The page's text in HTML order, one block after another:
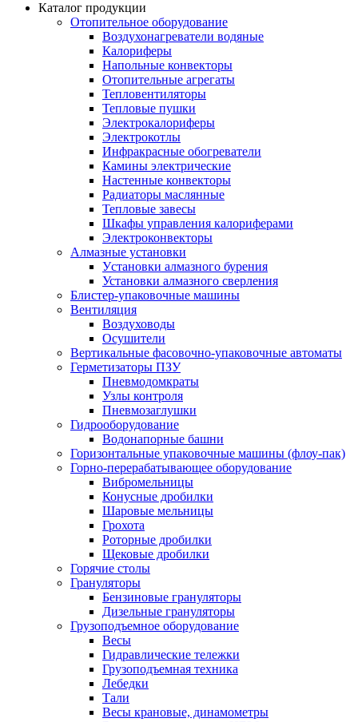
Каталог продукции
Отопительное оборудование
Воздухонагреватели водяные
Калориферы
Напольные конвекторы
Отопительные агрегаты
Тепловентиляторы
Тепловые пушки
Электрокалориферы
Электрокотлы
Инфракрасные обогреватели
Камины электрические
Настенные конвекторы
Радиаторы маслянные
Тепловые завесы
Шкафы управления калориферами
Электроконвекторы
Алмазные установки
Уcтановки алмазного бурения
Установки алмазного сверления
Блистер-упаковочные машины
Вентиляция
Воздуховоды
Осушители
Вертикальные фасовочно-упаковочные автоматы
Герметизаторы ПЗУ
Пневмодомкраты
Узлы контроля
Пневмозаглушки
Гидрооборудование
Водонапорные башни
Горизонтальные упаковочные машины (флоу-пак)
Горно-перерабатывающее оборудование
Вибромельницы
Конусные дробилки
Шаровые мельницы
Грохота
Роторные дробилки
Щековые дробилки
Горячие столы
Грануляторы
Бензиновые грануляторы
Дизельные грануляторы
Грузоподъемное оборудование
Весы
Гидравлические тележки
Грузоподъемная техника
Лебедки
Тали
Весы крановые, динамометры